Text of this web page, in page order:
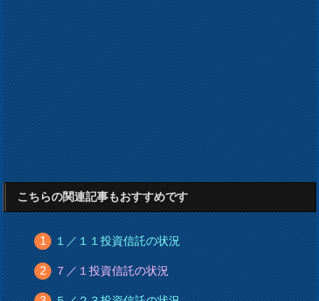
こちらの関連記事もおすすめです
１／１１投資信託の状況
７／１投資信託の状況